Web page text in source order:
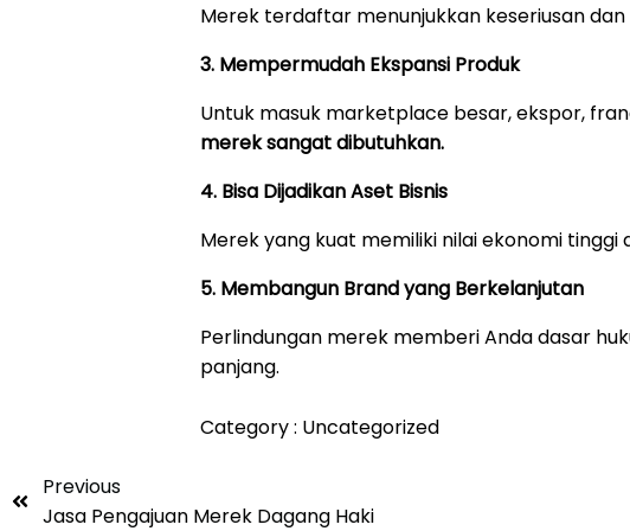
Merek terdaftar menunjukkan keseriusan
3. Mempermudah Ekspansi Produk
Untuk masuk marketplace besar, ekspor,
merek sangat dibutuhkan.
4. Bisa Dijadikan Aset Bisnis
Merek yang kuat memiliki nilai ekonomi tinggi
5. Membangun Brand yang Berkelanjutan
Perlindungan merek memberi Anda dasar
panjang.
Category : Uncategorized
Previous
Jasa Pengajuan Merek Dagang Haki